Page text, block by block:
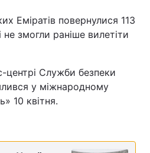
Еміратів повернулися 113
не змогли раніше вилетіти
центрі Служби безпеки
у міжнародному
10 квітня.